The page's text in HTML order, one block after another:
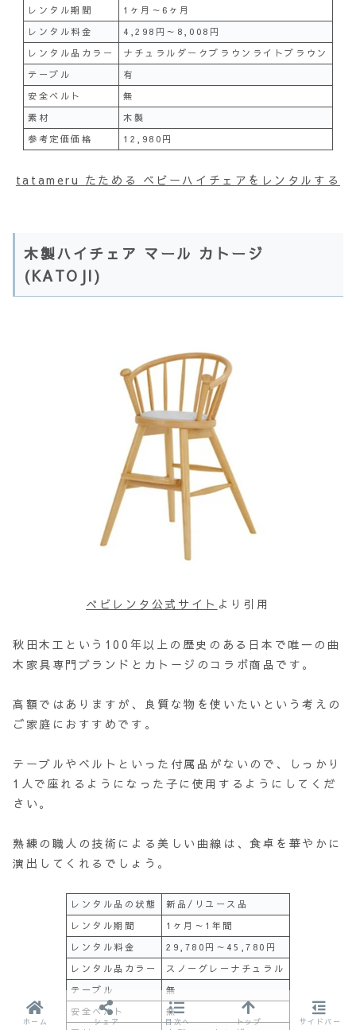
レンタル期間
1ヶ月～6ヶ月
レンタル料金
4,298円～8,008円
レンタル品カラー
ナチュラルダークブラウンライトブラウン
テーブル
有
安全ベルト
無
素材
木製
参考定価価格
12,980円
tatameru たためる ベビーハイチェアをレンタルする
木製ハイチェア マール カトージ
(KATOJI)
べビレンタ公式サイト より引用
秋田木工という100年以上の歴史のある日本で唯一の曲
木家具専門ブランドとカトージのコラボ商品です。
高額ではありますが、良質な物を使いたいという考えの
ご家庭におすすめです。
テーブルやベルトといった付属品がないので、しっかり
1人で座れるようになった子に使用するようにしてくだ
さい。
熟練の職人の技術による美しい曲線は、食卓を華やかに
演出してくれるでしょう。
レンタル品の状態
新品/リユース品
レンタル期間
1ヶ月～1年間
レンタル料金
29,780円～45,780円
レンタル品カラー
スノーグレーナチュラル
テーブル
無
安全ベルト
無
ホーム シェア 目次へ トップ サイドバー